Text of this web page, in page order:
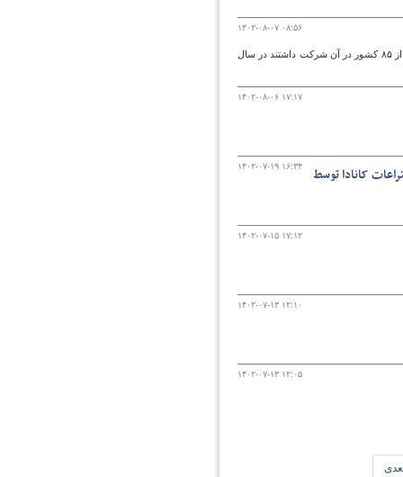
۱۴۰۲-۰۸-۰۷ ۰۸:۵۶
موفقیت مخترعین ایرانی آقای دکتر سعید لاری در هشتمین دوره نمایشگاه و مسابقات ICAN کانادا که بیش از ۸۵ کشور در آن شرکت داشتند در سال
۱۴۰۲-۰۸-۰۶ ۱۷:۱۷
۱۴۰۲-۰۷-۱۹ ۱۶:۳۴ کانادا توسط
۱۴۰۲-۰۷-۱۵ ۱۷:۱۲
۱۴۰۲-۰۷-۱۳ ۱۲:۱۰
۱۴۰۲-۰۷-۱۳ ۱۲:۰۵